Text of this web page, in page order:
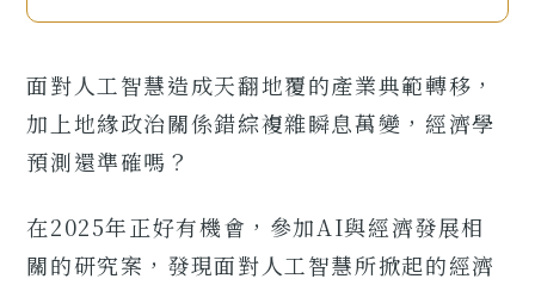
面對人工智慧造成天翻地覆的產業典範轉移，
加上地緣政治關係錯綜複雜瞬息萬變，經濟學
預測還準確嗎？
在2025年正好有機會，參加AI與經濟發展相
關的研究案，發現面對人工智慧所掀起的經濟